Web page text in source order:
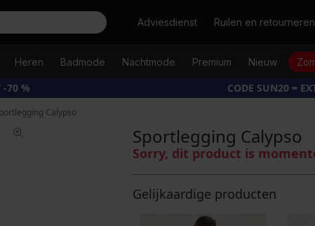
ZoekenAdviesdienst Ruilen en retourneren
Heren Badmode Nachtmode Premium Nieuw
-70 % CODE SUN20 =
Calypso
Sportlegging Calypso
Sorry, dit product is
Gelijkaardige producten